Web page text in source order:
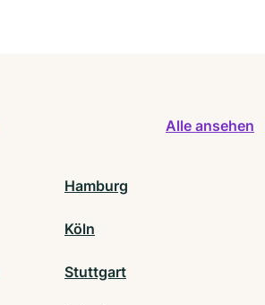
Alle ansehen
Hamburg
Köln
Stuttgart